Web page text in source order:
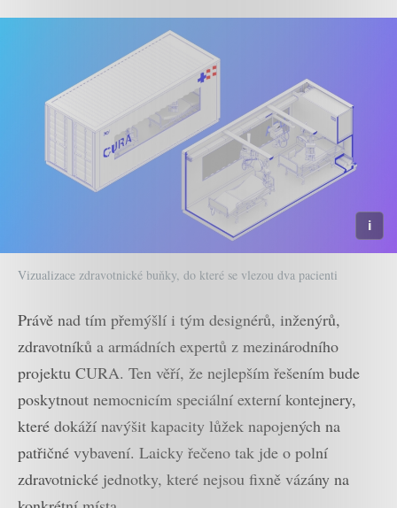
Vizualizace zdravotnické buňky, do které se vlezou dva pacienti
Právě nad tím přemýšlí i tým designérů, inženýrů,
zdravotníků a armádních expertů z mezinárodního
projektu CURA. Ten věří, že nejlepším řešením bude
poskytnout nemocnicím speciální externí kontejnery,
které dokáží navýšit kapacity lůžek napojených na
patřičné vybavení. Laicky řečeno tak jde o polní
zdravotnické jednotky, které nejsou fixně vázány na